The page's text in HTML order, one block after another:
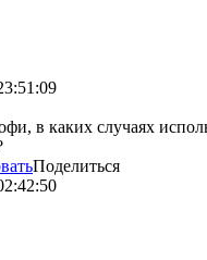
в каких случаях
Поделиться